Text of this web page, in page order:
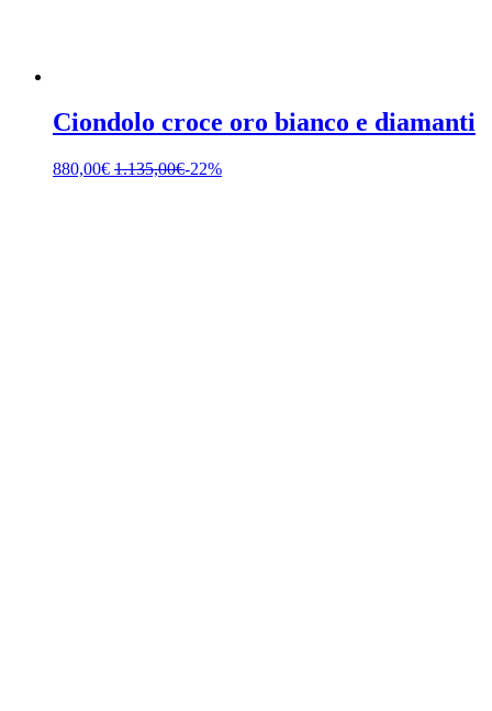
Ciondolo croce oro bianco e diamanti
880,00€ 1.135,00€-22%